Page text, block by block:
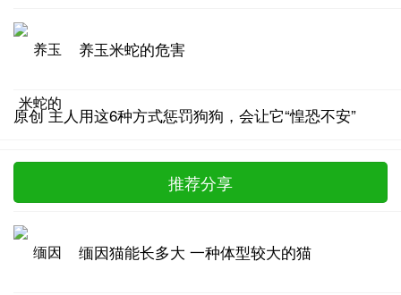
养玉米蛇的危害
原创 主人用这6种方式惩罚狗狗，会让它“惶恐不安”
推荐分享
缅因猫能长多大 一种体型较大的猫